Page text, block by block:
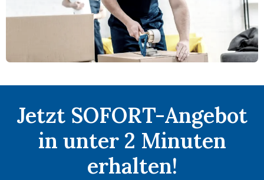
Jetzt SOFORT-Angebot
in unter 2 Minuten
erhalten!